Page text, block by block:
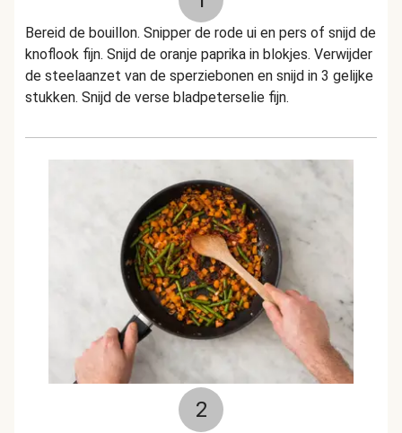
Bereid de bouillon. Snipper de rode ui en pers of snijd de
knoflook fijn. Snijd de oranje paprika in blokjes. Verwijder
de steelaanzet van de sperziebonen en snijd in 3 gelijke
stukken. Snijd de verse bladpeterselie fijn.
2